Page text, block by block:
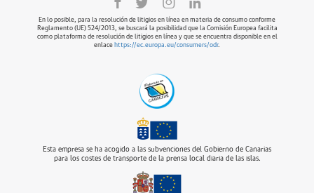
En lo posible, para la resolución de litigios en línea en materia de consumo conforme
Reglamento (UE) 524/2013, se buscará la posibilidad que la Comisión Europea facilita
como plataforma de resolución de litigios en línea y que se encuentra disponible en el
enlace https://ec.europa.eu/consumers/odr.
Esta empresa se ha acogido a las subvenciones del Gobierno de Canarias
para los costes de transporte de la prensa local diaria de las islas.